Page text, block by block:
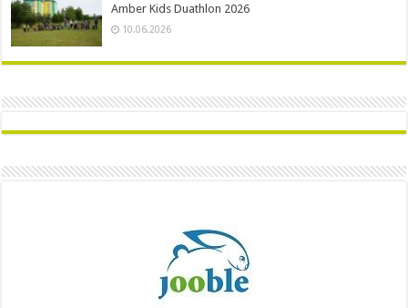
Amber Kids Duathlon 2026
10.06.2026